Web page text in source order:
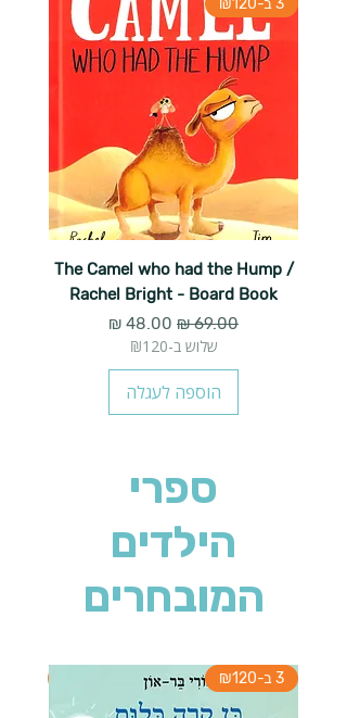
3 ב-₪120
The Camel who had the Hump /
Rachel Bright - Board Book
מחיר רגיל מחיר מבצע
שלוש ב-₪120
הוספה לעגלה
ספרי
הילדים
המובחרים
3 ב-₪120